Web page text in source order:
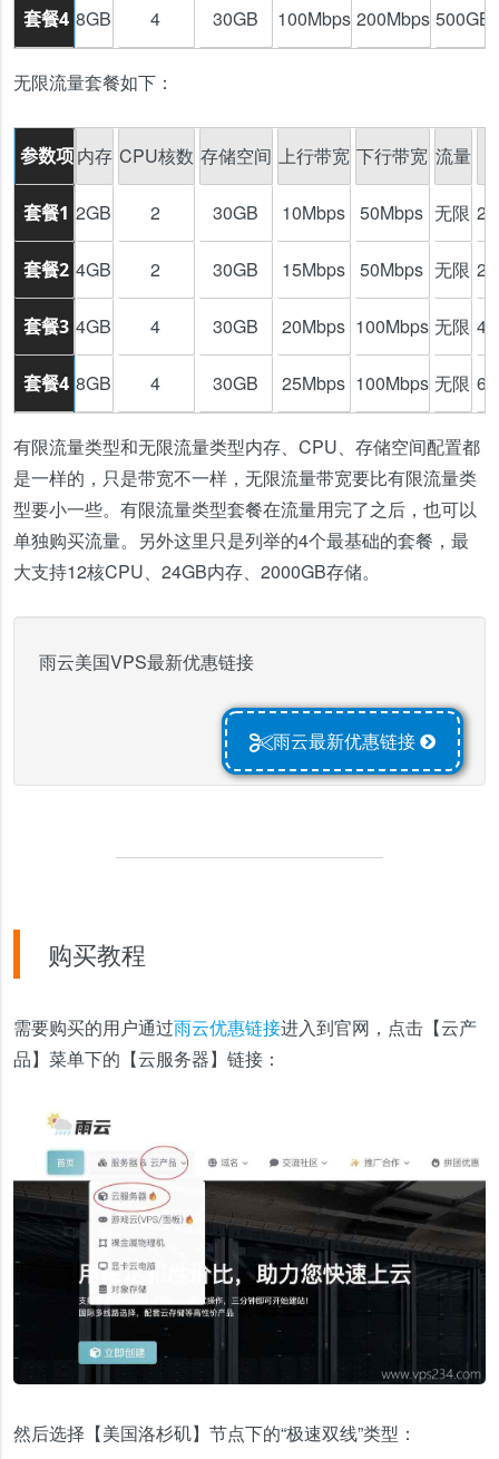
套餐4 8GB 4 30GB 100Mbps 200Mbps 500GB
无限流量套餐如下：
参数项
套餐1
套餐2
套餐3
套餐4
内存
2GB
4GB
4GB
8GB
CPU核数
2
2
4
4
存储空间
30GB
30GB
30GB
30GB
上行带宽
10Mbps
15Mbps
20Mbps
25Mbps
下行带宽
50Mbps
50Mbps
100Mbps
100Mbps
流量
无限
无限
无限
无限
有限流量类型和无限流量类型内存、CPU、存储空间配置都
是一样的，只是带宽不一样，无限流量带宽要比有限流量类
型要小一些。有限流量类型套餐在流量用完了之后，也可以
单独购买流量。另外这里只是列举的4个最基础的套餐，最
大支持12核CPU、24GB内存、2000GB存储。
雨云美国VPS最新优惠链接
雨云最新优惠链接
购买教程
需要购买的用户通过雨云优惠链接进入到官网，点击【云产
品】菜单下的【云服务器】链接：
然后选择【美国洛杉矶】节点下的“极速双线”类型：